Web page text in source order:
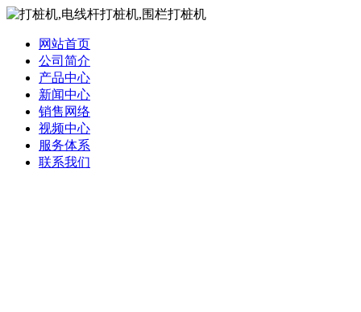
网站首页
公司简介
产品中心
新闻中心
销售网络
视频中心
服务体系
联系我们